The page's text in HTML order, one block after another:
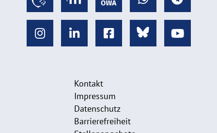
Kontakt
Impressum
Datenschutz
Barrierefreiheit